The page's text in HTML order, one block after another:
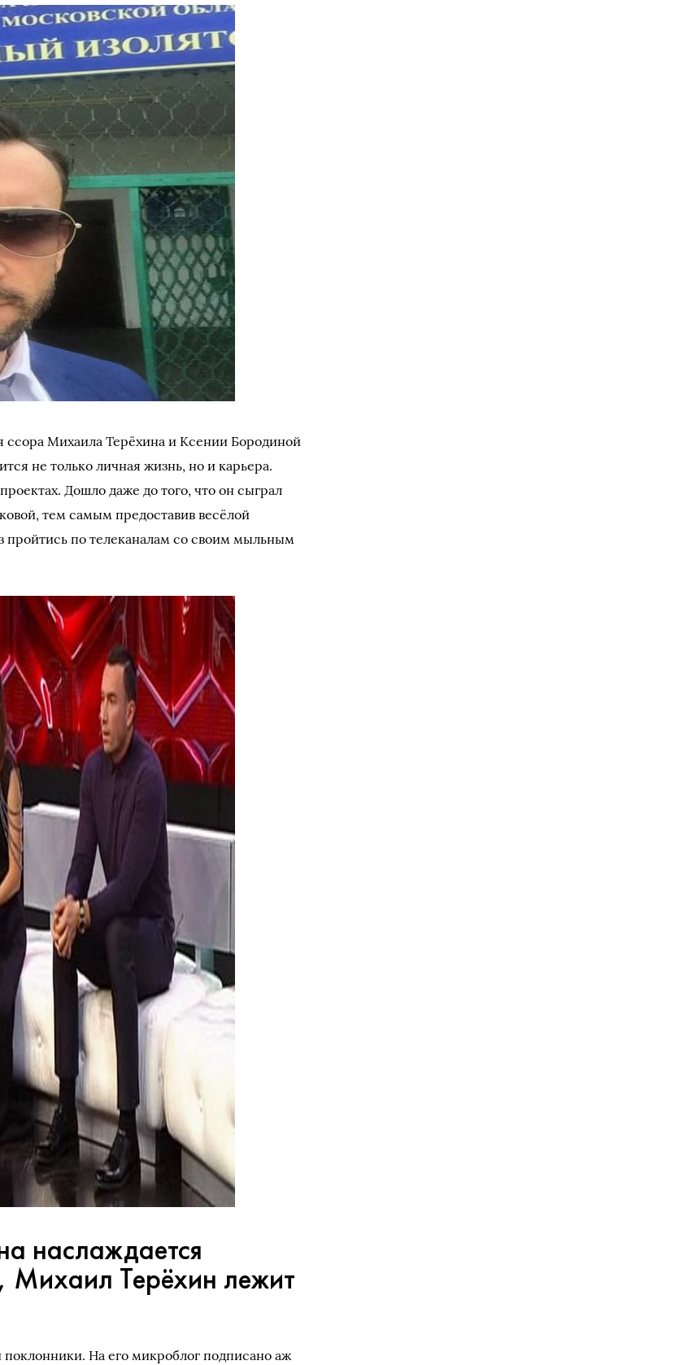
ссора Михаила Терёхина и Ксении Бородиной
не только личная жизнь, но и карьера.
Дошло даже до того, что он сыграл
тем самым предоставив весёлой
пройтись по телеканалам со своим мыльным
наслаждается
Михаил Терёхин лежит
На его микроблог подписано аж